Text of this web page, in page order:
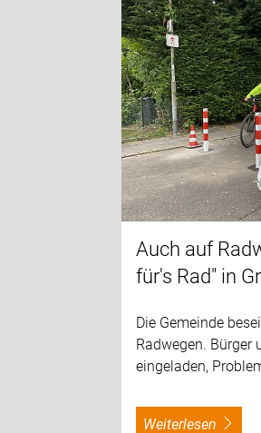
Auch auf
für's Rad" in
Die Gemeinde
Radwegen. Bürger
eingeladen,
weiterlesen